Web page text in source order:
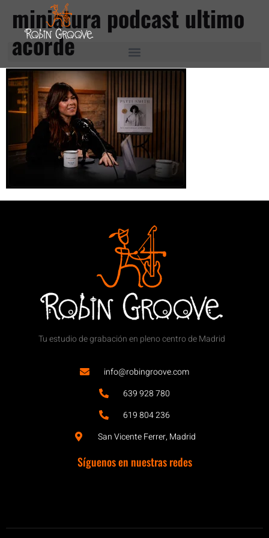
miniatura podcast ultimo
acorde
Tu estudio de grabación en pleno centro de Madrid
info@robingroove.com
639 928 780
619 804 236
San Vicente Ferrer, Madrid
Síguenos en nuestras redes